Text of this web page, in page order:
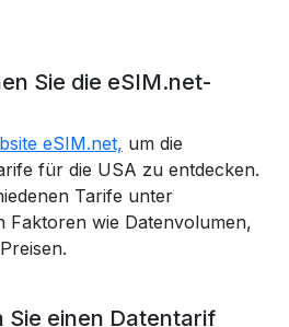
Sie die eSIM.net-
eSIM.net, um die
für die USA zu entdecken.
Tarife unter
Faktoren wie Datenvolumen,
Sie einen Datentarif